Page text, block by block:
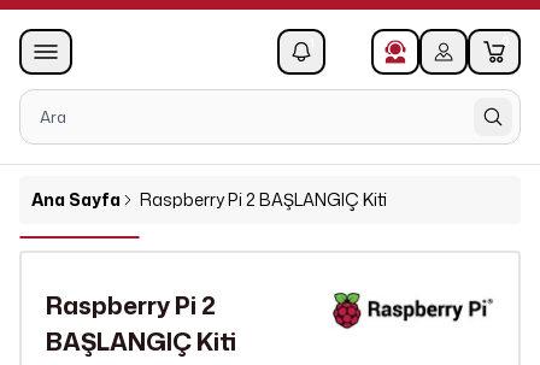
0
Ana Sayfa Raspberry Pi 2 BAŞLANGIÇ Kiti
Raspberry Pi 2
BAŞLANGIÇ Kiti